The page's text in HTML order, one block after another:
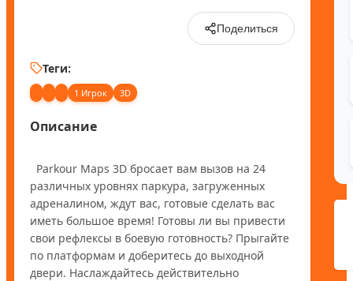
Поделиться
Теги:
1 Игрок 3D
Описание
различных уровнях паркура, загруженных
адреналином, ждут вас, готовые сделать вас
иметь большое время! Готовы ли вы привести
свои рефлексы в боевую готовность? Прыгайте
по платформам и доберитесь до выходной
двери. Наслаждайтесь действительно